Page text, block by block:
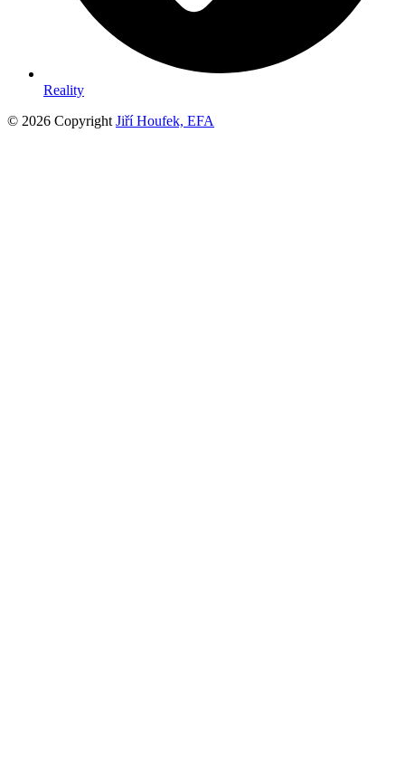
Reality
© 2026 Copyright Jiří Houfek, EFA